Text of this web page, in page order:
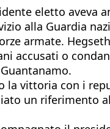
eletto
alla Guardia
armate.
accusati o
vittoria con i
un riferimento